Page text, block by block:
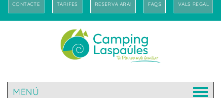
CONTACTE TARIFES RESERVA ARA! FAQS VALS REGAL
MENÚ